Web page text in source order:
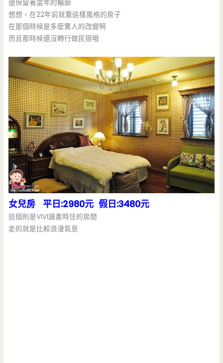
還保留著當年的輪廓
想想，在22年前就蓋這樣風格的房子
在那個時候是多麼驚人的改變啊
而且那時候還沒轉行做民宿哦
女兒房 平日:2980元 假日:3480元
這個則是VIVI讀書時住的房間
走的就是比較浪漫氣息